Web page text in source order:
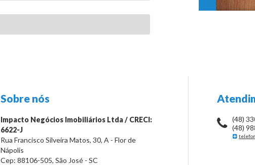
Sobre nós
Impacto Negócios Imobiliários Ltda / CRECI:
6622-J
Rua Francisco Silveira Matos, 30, A - Flor de
Nápolis
Cep: 88106-505, São José- SC
(48)
(48)